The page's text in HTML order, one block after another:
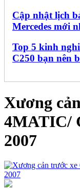
Cập nhật lịch
Mercedes mới
Top 5 kinh
C250 bạn nên
Xương
4MATIC/
2007